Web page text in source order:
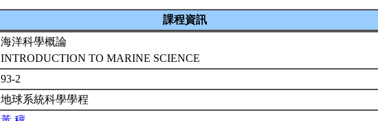
課程資訊
海洋科學概論
INTRODUCTION TO MARINE SCIENCE
93-2
地球系統科學學程